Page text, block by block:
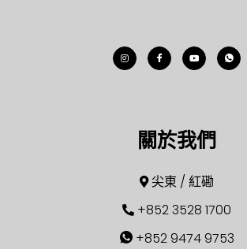
關於我們
尖東 / 紅磡
+852 3528 1700
+852 9474 9753